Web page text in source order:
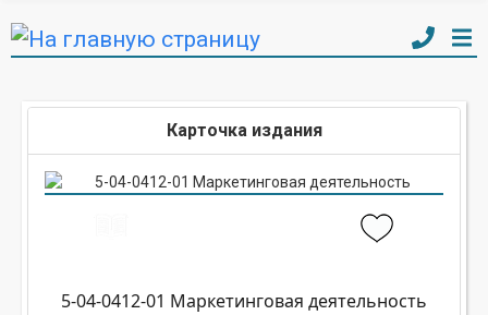
Карточка издания
5-04-0412-01 Маркетинговая деятельность